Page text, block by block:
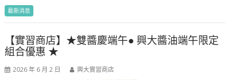
最新消息
【實習商店】★雙醬慶端午● 興大醬油端午限定
組合優惠 ★
2026 年 6 月 2 日 興大實習商店